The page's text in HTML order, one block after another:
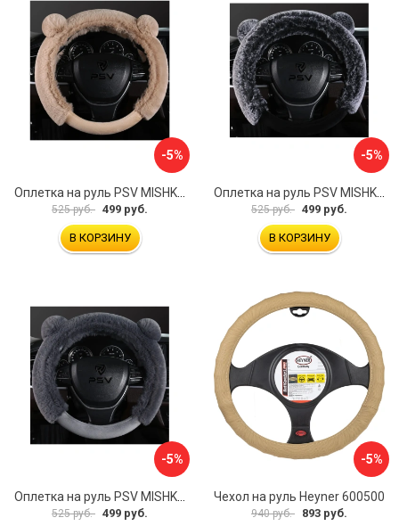
-5%
Оплетка на руль PSV MISHKA Premium 136099
525 руб. 499 руб.
В КОРЗИНУ
-5%
Оплетка на руль PSV MISHKA Premium 136095
525 руб. 499 руб.
В КОРЗИНУ
-5%
525 руб. 499 руб.
-5%
Чехол на руль Heyner 600500
940 руб. 893 руб.